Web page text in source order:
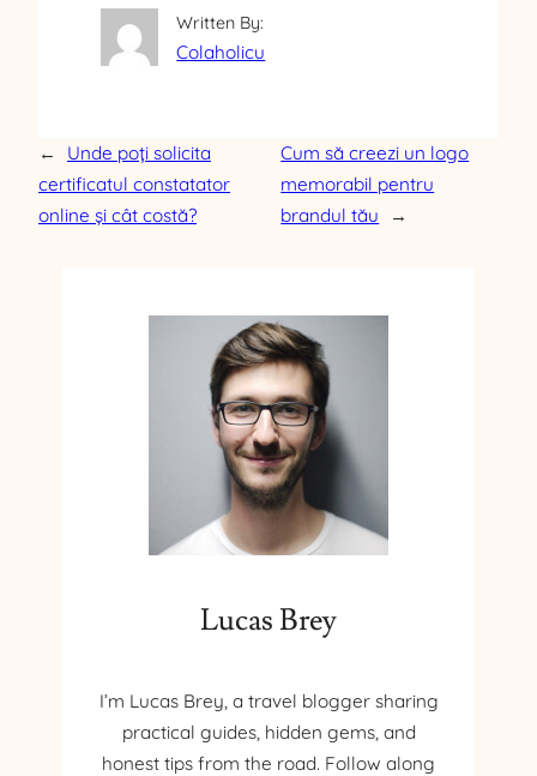
Written By:
Colaholicu
←
Unde poți solicita
certificatul constatator
online și cât costă?
Cum să creezi un logo
memorabil pentru
brandul tău
→
Lucas Brey
I’m Lucas Brey, a travel blogger sharing
practical guides, hidden gems, and
honest tips from the road. Follow along